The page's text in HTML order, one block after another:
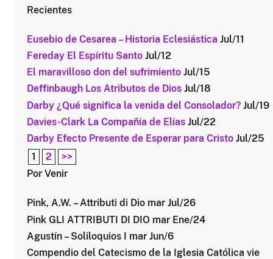
Recientes
Eusebio de Cesarea – Historia Eclesiástica Jul/11
Fereday El Espíritu Santo Jul/12
El maravilloso don del sufrimiento Jul/15
Deffinbaugh Los Atributos de Dios Jul/18
Darby ¿Qué significa la venida del Consolador? Jul/19
Davies-Clark La Compañía de Elías Jul/22
Darby Efecto Presente de Esperar para Cristo Jul/25
1
2
>>
Por Venir
Pink, A.W. – Attributi di Dio mar Jul/26
Pink GLI ATTRIBUTI DI DIO mar Ene/24
Agustín – Soliloquios I mar Jun/6
Compendio del Catecismo de la Iglesia Católica vie